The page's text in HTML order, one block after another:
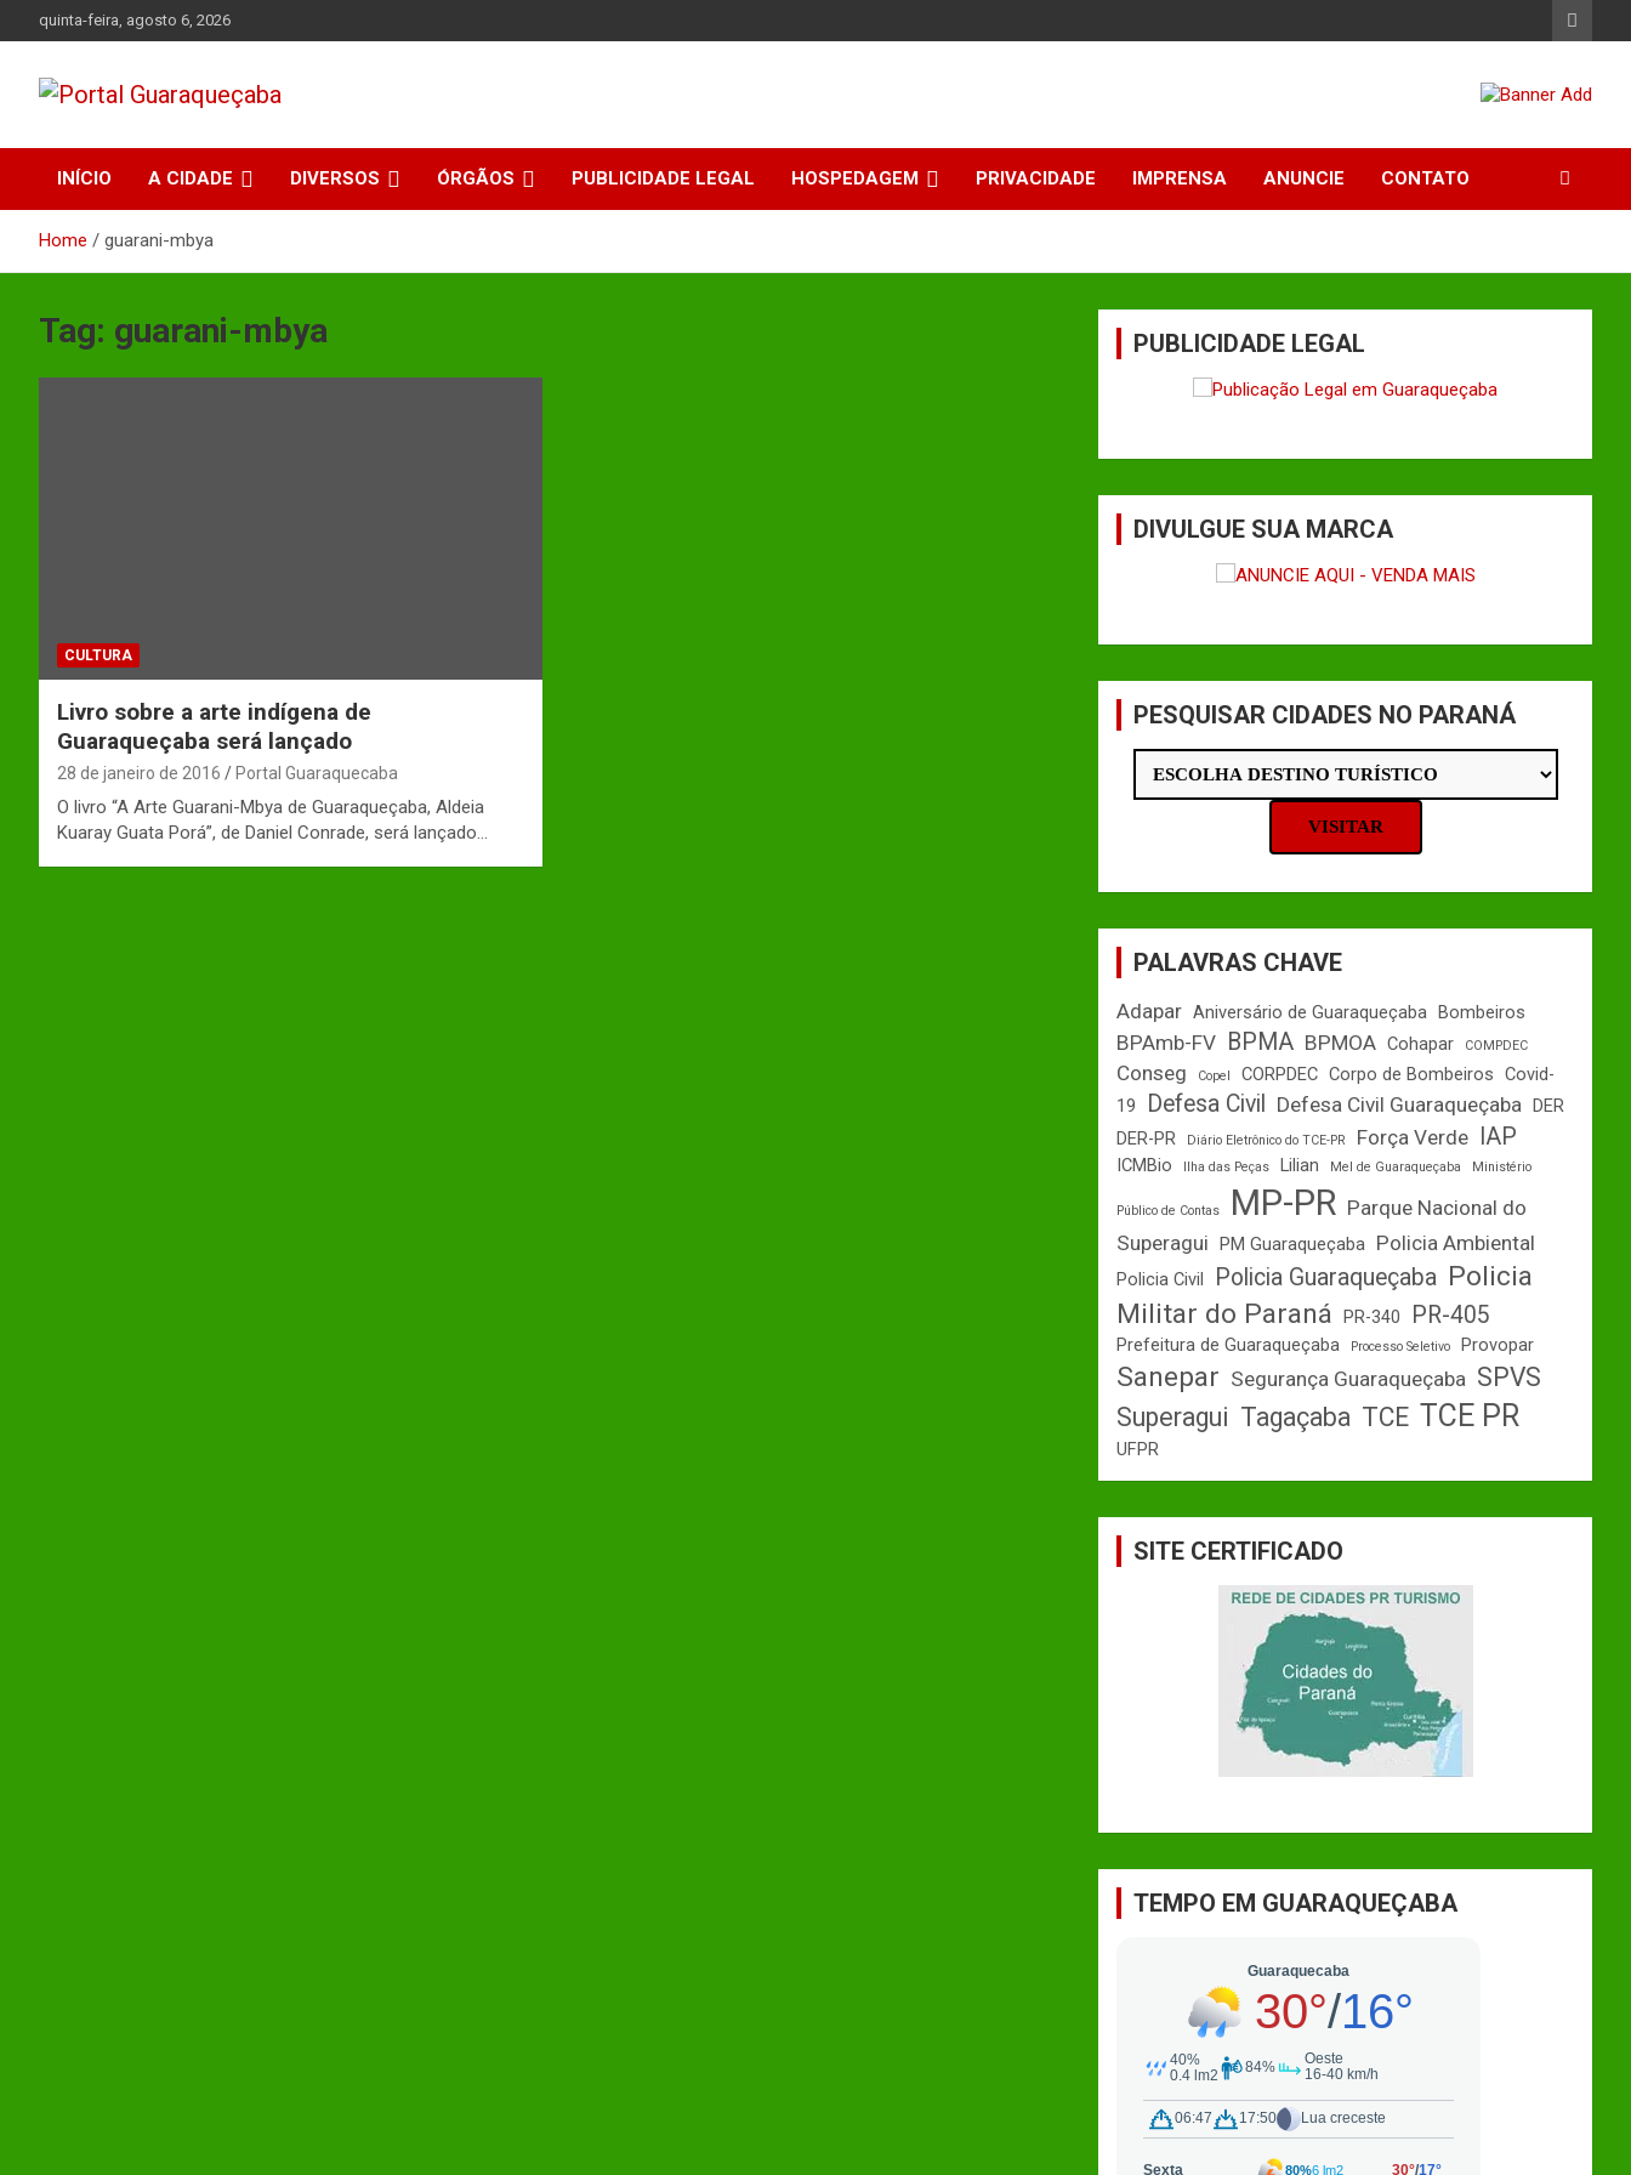
to
quinta-feira, agosto 6, 2026
Portal Guaraqueçaba
INÍCIO A CIDADE DIVERSOS ÓRGÃOS PUBLICIDADE LEGAL HOSPEDAGEM PRIVACIDADE IMPRENSA ANUNCIE CONTATO
Home guarani-mbya
Tag: guarani-mbya
CULTURA
Livro sobre a arte indígena de
Guaraqueçaba será lançado
28 de janeiro de 2016 Portal Guaraquecaba
O livro “A Arte Guarani-Mbya de Guaraqueçaba, Aldeia
Kuaray Guata Porá”, de Daniel Conrade, será lançado…
PUBLICIDADE LEGAL
DIVULGUE SUA MARCA
PESQUISAR CIDADES NO PARANÁ
PALAVRAS CHAVE
Adapar Aniversário de Guaraqueçaba Bombeiros
BPAmb-FV BPMA BPMOA Cohapar COMPDEC
Conseg Copel CORPDEC Corpo de Bombeiros Covid-
19
Defesa Civil Defesa Civil Guaraqueçaba DER
DER-PR
Diário Eletrônico do TCE-PR Força Verde IAP
ICMBio Ilha das Peças Lilian Mel de Guaraqueçaba Ministério
Público de Contas MP-PR Parque Nacional do
Superagui PM Guaraqueçaba Policia Ambiental
Policia Civil Policia Guaraqueçaba Policia
Militar do Paraná PR-340 PR-405
Prefeitura de Guaraqueçaba Processo Seletivo Provopar
Sanepar Segurança Guaraqueçaba SPVS
Superagui Tagaçaba TCE TCE PR
UFPR
SITE CERTIFICADO
TEMPO EM GUARAQUEÇABA